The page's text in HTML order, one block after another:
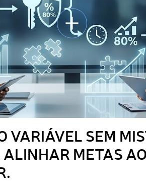
VARIÁVEL SEM
METAS